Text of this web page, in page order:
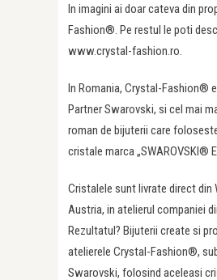
In imagini ai doar cateva din
Fashion®. Pe restul le poti
www.crystal-fashion.ro.
In Romania, Crystal-Fashion®
Partner Swarovski, si cel mai
roman de bijuterii care
cristale marca „SWAROVSKI®
Cristalele sunt livrate direct din
Austria, in atelierul companiei
Rezultatul? Bijuterii create si
atelierele Crystal-Fashion®,
Swarovski, folosind aceleasi